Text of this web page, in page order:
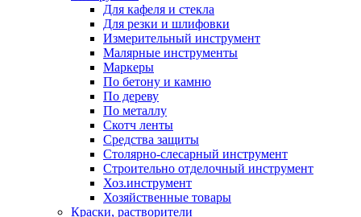
Для кафеля и стекла
Для резки и шлифовки
Измерительный инструмент
Малярные инструменты
Маркеры
По бетону и камню
По дереву
По металлу
Скотч ленты
Средства защиты
Столярно-слесарный инструмент
Строительно отделочный инструмент
Хоз.инструмент
Хозяйственные товары
Краски, растворители